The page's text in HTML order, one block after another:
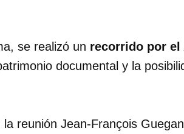
se realizó un recorrido por el
documental y la
reunión Jean-François